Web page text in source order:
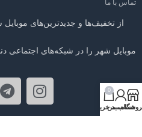
تماس با ما
از تخفیف‌ها و جدیدترین‌های موبایل
موبایل شهر را در شبکه‌های اجتماعی
حساب من
0
سبد خرید